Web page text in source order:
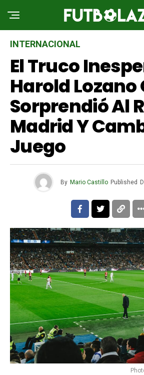
INTERNACIONAL
El Truco
Harold Lozano
Sorprendió Al
Madrid Y
Juego
By Mario Castillo Published